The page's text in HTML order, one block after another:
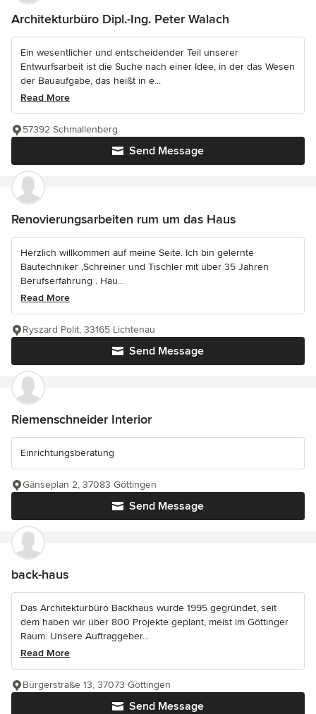
Architekturbüro Dipl.-Ing. Peter Walach
Ein wesentlicher und entscheidender Teil unserer
Entwurfsarbeit ist die Suche nach einer Idee, in der das Wesen
der Bauaufgabe, das heißt in e...
Read More
Send Message
57392 Schmallenberg
Renovierungsarbeiten rum um das Haus
Herzlich willkommen auf meine Seite. Ich bin gelernte
Bautechniker ,Schreiner und Tischler mit über 35 Jahren
Berufserfahrung . Hau...
Read More
Send Message
Ryszard Polit, 33165 Lichtenau
Riemenschneider Interior
Einrichtungsberatung
Send Message
Gänseplan 2, 37083 Göttingen
back-haus
Das Architekturbüro Backhaus wurde 1995 gegründet, seit
dem haben wir über 800 Projekte geplant, meist im Göttinger
Raum. Unsere Auftraggeber...
Read More
Send Message
Bürgerstraße 13, 37073 Göttingen